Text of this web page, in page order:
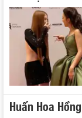
Huấn Hoa